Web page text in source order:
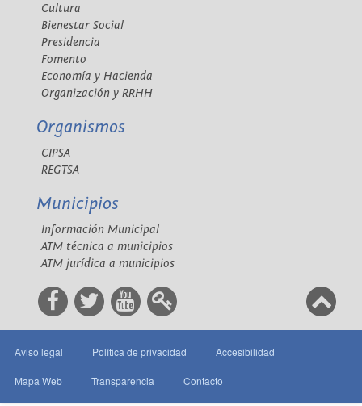
Cultura
Bienestar Social
Presidencia
Fomento
Economía y Hacienda
Organización y RRHH
Organismos
CIPSA
REGTSA
Municipios
Información Municipal
ATM técnica a municipios
ATM jurídica a municipios
Aviso legal Política de privacidad Accesibilidad
Mapa Web Transparencia Contacto